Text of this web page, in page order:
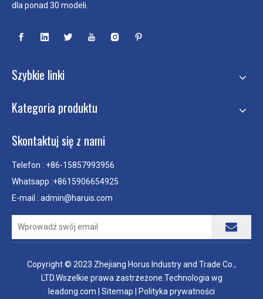
dla ponad 30 modeli.
Szybkie linki
Kategoria produktu
Skontaktuj się z nami
Telefon : +86-15857993956
Whatsapp :+8615906654925
E-mail : admin@haruis.com
Copyright © 2023 Zhejiang Horus Industry and Trade Co.,
LTD.Wszelkie prawa zastrzeżone.Technologia wg
leadong.com
Sitemap Polityka prywatności